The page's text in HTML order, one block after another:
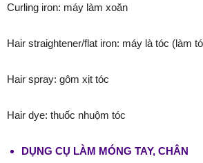
Curling iron: máy làm xoăn
Hair straightener/flat iron: máy là tóc (làm
Hair spray: gôm xịt tóc
Hair dye: thuốc nhuộm tóc
DỤNG CỤ LÀM MÓNG TAY, CHÂN